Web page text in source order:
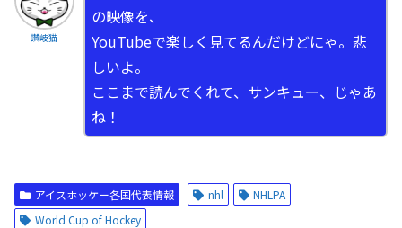
讃岐猫
の映像を、
YouTubeで楽しく見てるんだけどにゃ。悲
しいよ。
ここまで読んでくれて、サンキュー、じゃあ
ね！
アイスホッケー各国代表情報 nhl
NHLPA
World Cup of Hockey